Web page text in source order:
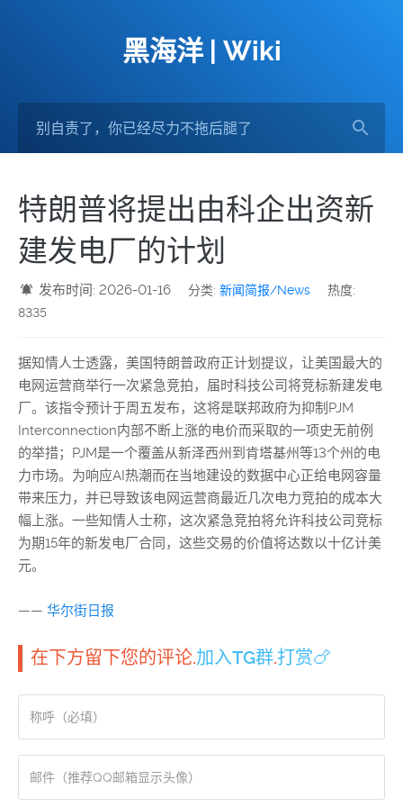
黑海洋 | Wiki
特朗普将提出由科企出资新
建发电厂的计划
发布时间: 2026-01-16 分类:新闻简报/News
热度:
8335
据知情人士透露，美国特朗普政府正计划提议，让美国最大的
电网运营商举行一次紧急竞拍，届时科技公司将竞标新建发电
厂。该指令预计于周五发布，这将是联邦政府为抑制PJM
Interconnection内部不断上涨的电价而采取的一项史无前例
的举措；PJM是一个覆盖从新泽西州到肯塔基州等13个州的电
力市场。为响应AI热潮而在当地建设的数据中心正给电网容量
带来压力，并已导致该电网运营商最近几次电力竞拍的成本大
幅上涨。一些知情人士称，这次紧急竞拍将允许科技公司竞标
为期15年的新发电厂合同，这些交易的价值将达数以十亿计美
元。
—— 华尔街日报
在下方留下您的评论.加入TG群.打赏🍗